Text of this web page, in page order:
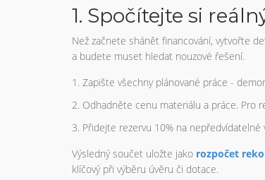
1. Spočítejte si
Než začnete shánět financování, vytvořte
a budete muset hledat nouzové řešení.
Zapište všechny plánované práce -
Odhadněte cenu materiálu a práce. Pro
Přidejte rezervu 10% na nepředvídatelné
Výsledný součet uložte jako rozpočet
klíčový při výběru úvěru či dotace.